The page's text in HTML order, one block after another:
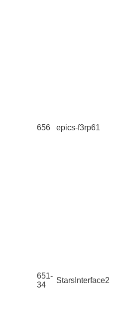
656 epics-f3rp61
651-
34
StarsInterface2